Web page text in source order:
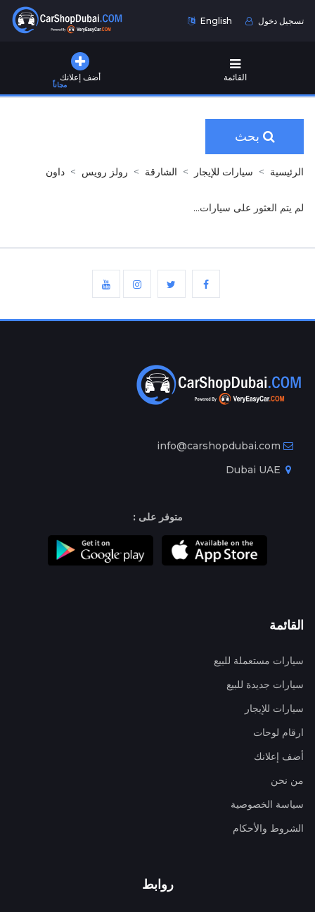
English تسجيل دخول
أضف إعلانك
مجاناً
القائمة
بحث
الرئيسية سيارات للإيجار الشارقة رولز رويس داون
لم يتم العثور على سيارات...
info@carshopdubai.com
متوفر على :
القائمة
سيارات مستعملة للبيع
سيارات جديدة للبيع
سيارات للإيجار
ارقام لوحات
أضف إعلانك
من نحن
سياسة الخصوصية
الشروط والأحكام
روابط